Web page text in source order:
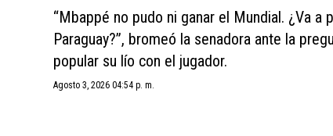
“Mbappé no pudo ni ganar el Mundial. ¿Va a
Paraguay?”, bromeó la senadora ante la
popular su lío con el jugador.
Agosto 3, 2026 04:54 p. m.